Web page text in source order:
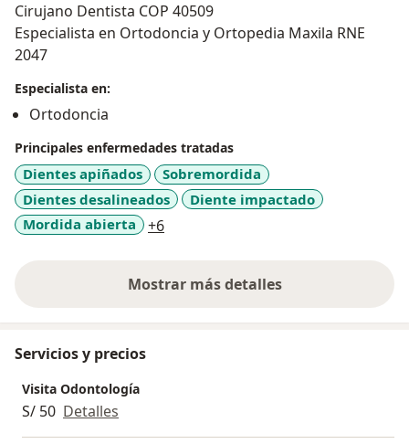
Cirujano Dentista COP 40509
Especialista en Ortodoncia y Ortopedia Maxila RNE
2047
Especialista en:
Ortodoncia
Principales enfermedades tratadas
Dientes apiñados
Sobremordida
Dientes desalineados
Diente impactado
Mordida abierta
+6a11y_sr_more_diseases
Mostrar más detalles
sobre la experiencia
Servicios y precios
Visita Odontología
S/ 50 Detalles